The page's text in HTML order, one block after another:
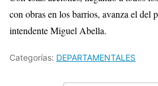
con obras en los barrios, avanza el del
intendente Miguel Abella.
Categorías: DEPARTAMENTALES